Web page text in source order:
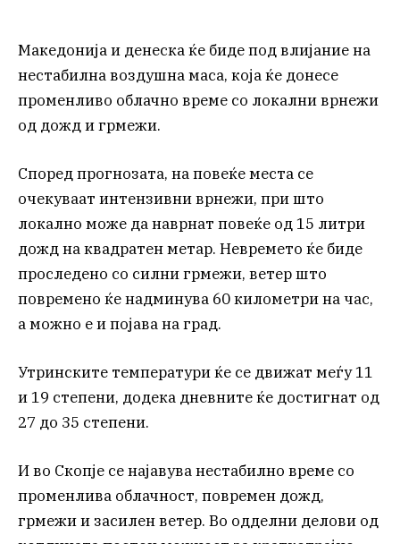
Македонија и денеска ќе биде под влијание на
нестабилна воздушна маса, која ќе донесе
променливо облачно време со локални врнежи
од дожд и грмежи.
Според прогнозата, на повеќе места се
очекуваат интензивни врнежи, при што
локално може да наврнат повеќе од 15 литри
дожд на квадратен метар. Невремето ќе биде
проследено со силни грмежи, ветер што
повремено ќе надминува 60 километри на час,
а можно е и појава на град.
Утринските температури ќе се движат меѓу 11
и 19 степени, додека дневните ќе достигнат од
27 до 35 степени.
И во Скопје се најавува нестабилно време со
променлива облачност, повремен дожд,
грмежи и засилен ветер. Во одделни делови од